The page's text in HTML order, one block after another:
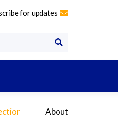
for updates
About